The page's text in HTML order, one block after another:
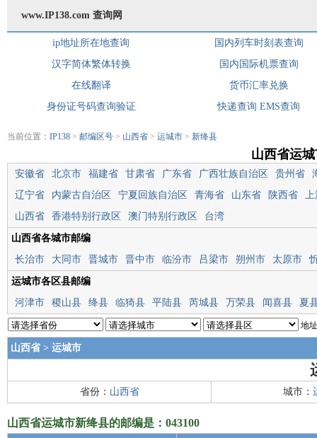
www.IP138.com 查询网
ip地址所在地查询
国内列车时刻表查询
汉字简体繁体转换
国内国际机票查询
在线翻译
货币汇率兑换
身份证号码查询验证
快递查询 EMS查询
当前位置： IP138 > 邮编区号 > 山西省 > 运城市 > 新绛县
山西省运
安徽省 北京市 福建省 甘肃省 广东省 广西壮族自治区 贵州省
辽宁省
内蒙古自治区 宁夏回族自治区 青海省 山东省 陕西省
上
山西省
香港特别行政区 澳门特别行政区 台湾
山西省各城市邮编
长治市
大同市 晋城市 晋中市 临汾市 吕梁市 朔州市 太原市
运城市各区县邮编
河津市
稷山县 绛县 临猗县 平陆县 芮城县 万荣县 闻喜县 夏
地
山西省> 运城市
省份： 山西省 城市：
山西省运城市新绛县的邮编是：043100